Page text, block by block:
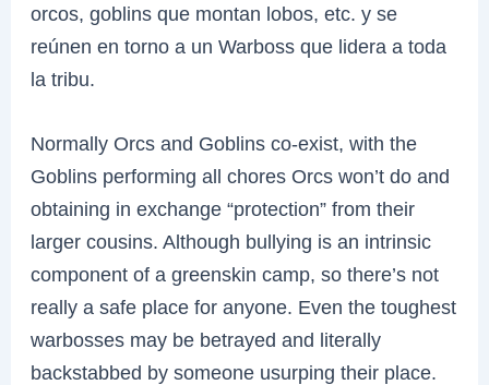
orcos, goblins que montan lobos, etc. y se
reúnen en torno a un Warboss que lidera a toda
la tribu.
Normally Orcs and Goblins co-exist, with the
Goblins performing all chores Orcs won’t do and
obtaining in exchange “protection” from their
larger cousins. Although bullying is an intrinsic
component of a greenskin camp, so there’s not
really a safe place for anyone. Even the toughest
warbosses may be betrayed and literally
backstabbed by someone usurping their place.